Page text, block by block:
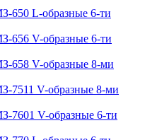
650 L-образные 6-ти
656 V-образные 6-ти
658 V-образные 8-ми
7511 V-образные 8-ми
7601 V-образные 6-ти